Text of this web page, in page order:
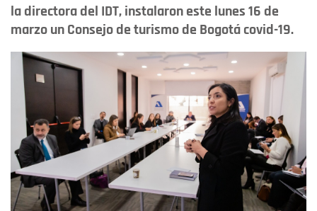
la directora del IDT, instalaron este lunes 16 de
marzo un Consejo de turismo de Bogotá covid-19.